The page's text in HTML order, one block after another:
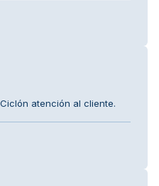
atención al cliente.